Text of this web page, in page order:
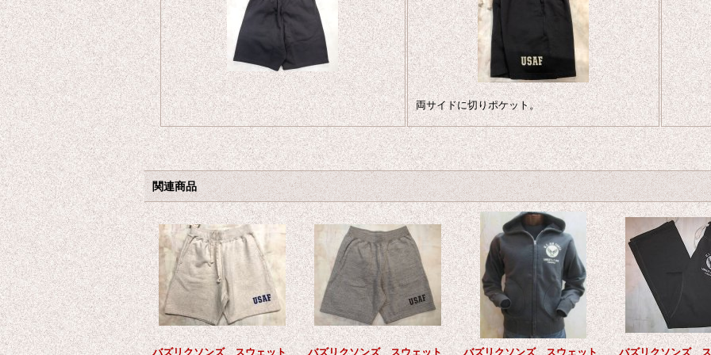
両サイドに切りポケット。
関連商品
バズリクソンズ スウェット バズリクソンズ スウェット バズリクソンズ スウェット バズリクソンズ